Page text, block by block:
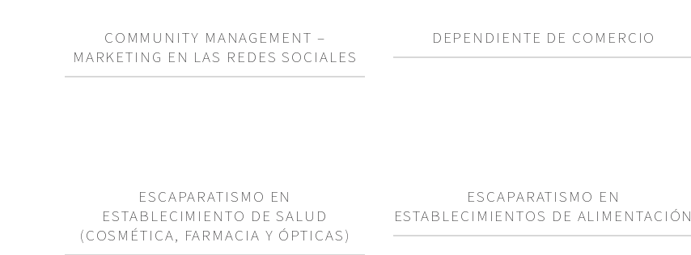
COMMUNITY MANAGEMENT –
MARKETING EN LAS REDES SOCIALES
DEPENDIENTE DE COMERCIO
ESCAPARATISMO EN
ESTABLECIMIENTO DE SALUD
(COSMÉTICA, FARMACIA Y ÓPTICAS)
ESCAPARATISMO EN
ESTABLECIMIENTOS DE ALIMENTACIÓN